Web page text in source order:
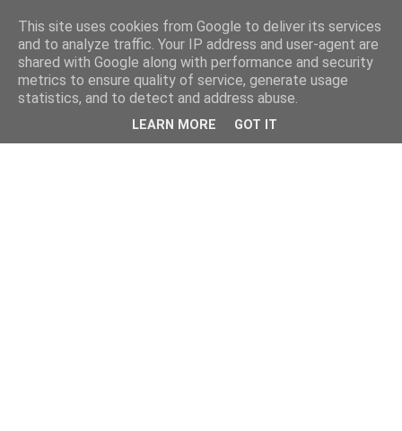
This site uses cookies from Google to deliver its services
and to analyze traffic. Your IP address and user-agent are
shared with Google along with performance and security
metrics to ensure quality of service, generate usage
statistics, and to detect and address abuse.
LEARN MORE GOT IT